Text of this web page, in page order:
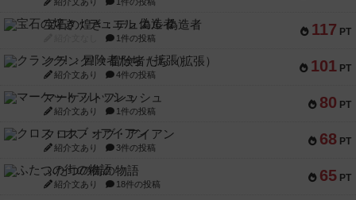
117 PT
宝石の煌き：デュエル 偽造者
1件の投稿
101 PT
クランク! ：冒険者たち（拡張）
紹介文あり 4件の投稿
80 PT
マーケットフレッシュ
紹介文あり 1件の投稿
68 PT
クロス・オブ・アイアン
紹介文あり 3件の投稿
65 PT
ふたつの街の物語
紹介文あり 18件の投稿